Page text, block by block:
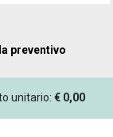
preventivo
unitario: € 0,00